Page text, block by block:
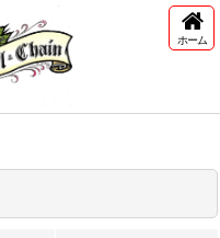
ホーム